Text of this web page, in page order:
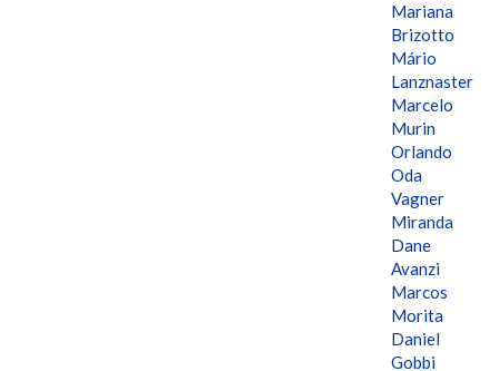
Mariana
Brizotto
Mário
Lanznaster
Marcelo
Murin
Orlando
Oda
Vagner
Miranda
Dane
Avanzi
Marcos
Morita
Daniel
Gobbi